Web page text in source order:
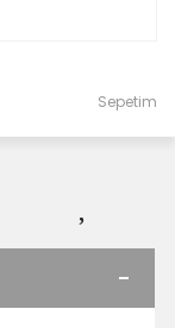
Sepetim